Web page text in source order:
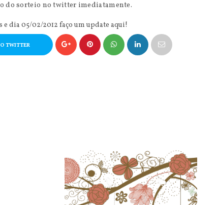
do sorteio no twitter imediatamente.
e dia 05/02/2012 faço umupdate aqui!
TWITTER